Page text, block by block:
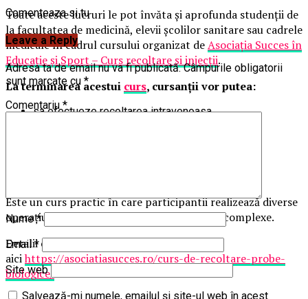
Toate aceste lucruri le pot învăta și aprofunda studenții de
la facultatea de medicină, elevii școlilor sanitare sau cadrele
medicale în cadrul cursului organizat deAsociația Succes în
Educație și Sport – Curs recoltare și injecții.
La terminarea acestui curs, cursanții vor putea:
sa efectueze recoltarea intravenoasa
Este un curs practic în care participantii realizează diverse
operațiuni pe brate si simulatoare medicale complexe.
Detalii complete despre acest curs gasiti
aicihttps://asociatiasucces.ro/curs-de-recoltare-probe-
biologice/
Comenteaza si tu
Leave a Reply
Adresa ta de email nu va fi publicată. Câmpurile obligatorii
sunt marcate cu *
Comentariu *
Nume*
Email*
Site web
Salvează-mi numele, emailul și site-ul web în acest